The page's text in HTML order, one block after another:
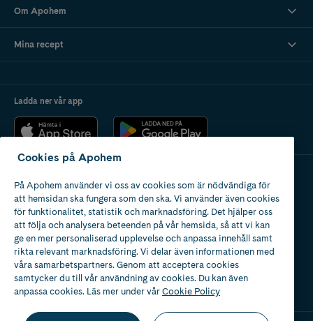
Om Apohem
Mina recept
Ladda ner vår app
Apotek med tillstånd
av Läkemedelsverket
Cookies på Apohem
På Apohem använder vi oss av cookies som är nödvändiga för
att hemsidan ska fungera som den ska. Vi använder även cookies
för funktionalitet, statistik och marknadsföring. Det hjälper oss
att följa och analysera beteenden på vår hemsida, så att vi kan
ge en mer personaliserad upplevelse och anpassa innehåll samt
rikta relevant marknadsföring. Vi delar även informationen med
våra samarbetspartners. Genom att acceptera cookies
samtycker du till vår användning av cookies. Du kan även
anpassa cookies. Läs mer under vårCookie Policy